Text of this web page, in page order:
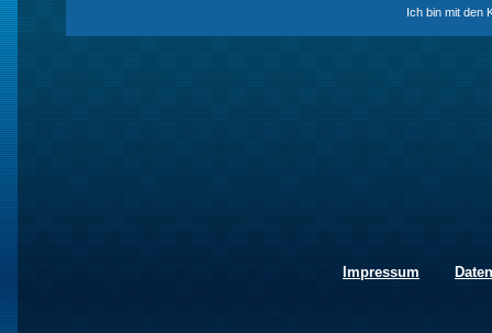
Ich bin mit den
Impressum